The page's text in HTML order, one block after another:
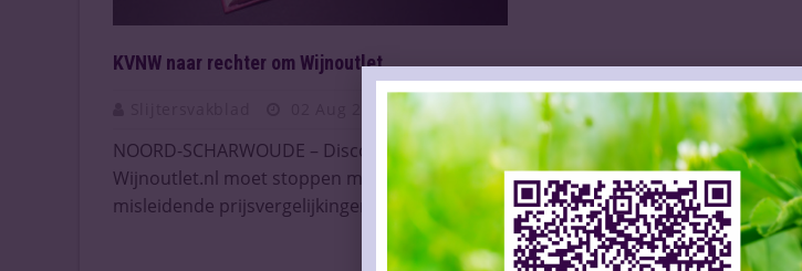
KVNW naar rechter om Wijnoutlet
NOORD-SCHARWOUDE – Discounter
Wijnoutlet.nl moet stoppen met haar
misleidende prijsvergelijkingen. M ...
Lees meer